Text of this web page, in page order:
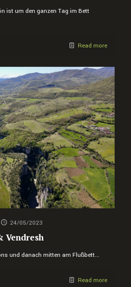
ist um den ganzen Tag im Bett
Read more
24/05/2023
Vendresh
und danach mitten am Flußbett...
Read more